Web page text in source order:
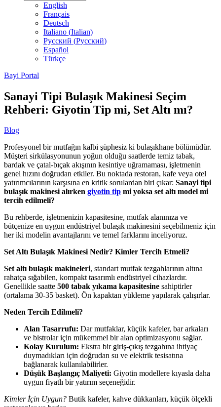
English
Français
Deutsch
Italiano (Italian)
Русский (Pусский)
Español
Türkçe
Bayi Portal
Sanayi Tipi Bulaşık Makinesi Seçim
Rehberi: Giyotin Tip mi, Set Altı mı?
Blog
Profesyonel bir mutfağın kalbi şüphesiz ki bulaşıkhane bölümüdür.
Müşteri sirkülasyonunun yoğun olduğu saatlerde temiz tabak,
bardak ve çatal-bıçak akışının kesintiye uğramaması, işletmenin
genel hızını doğrudan etkiler. Bu noktada restoran, kafe veya otel
yatırımcılarının karşısına en kritik sorulardan biri çıkar: Sanayi tipi
bulaşık makinesi alırken giyotin tip mi yoksa set altı model mi
tercih edilmeli?
Bu rehberde, işletmenizin kapasitesine, mutfak alanınıza ve
bütçenize en uygun endüstriyel bulaşık makinesini seçebilmeniz için
her iki modelin avantajlarını ve temel farklarını inceliyoruz.
Set Altı Bulaşık Makinesi Nedir? Kimler Tercih Etmeli?
Set altı bulaşık makineleri, standart mutfak tezgahlarının altına
rahatça sığabilen, kompakt tasarımlı endüstriyel cihazlardır.
Genellikle saatte 500 tabak yıkama kapasitesine sahiptirler
(ortalama 30-35 basket). Ön kapaktan yükleme yapılarak çalışırlar.
Neden Tercih Edilmeli?
Alan Tasarrufu: Dar mutfaklar, küçük kafeler, bar arkaları
ve bistrolar için mükemmel bir alan optimizasyonu sağlar.
Kolay Kurulum: Ekstra bir giriş-çıkış tezgahına ihtiyaç
duymadıkları için doğrudan su ve elektrik tesisatına
bağlanarak kullanılabilirler.
Düşük Başlangıç Maliyeti: Giyotin modellere kıyasla daha
uygun fiyatlı bir yatırım seçeneğidir.
Kimler İçin Uygun? Butik kafeler, kahve dükkanları, küçük ölçekli